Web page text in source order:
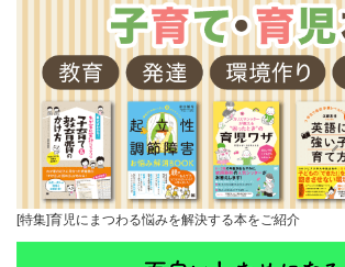
[特集]育児にまつわる悩みを解決する本をご紹介